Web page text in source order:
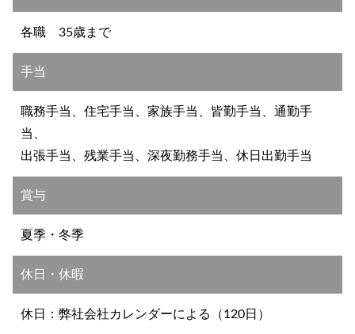
各職 35歳まで
手当
職務手当、住宅手当、家族手当、皆勤手当、通勤手
当、
出張手当、残業手当、深夜勤務手当、休日出勤手当
賞与
夏季・冬季
休日・休暇
休日：弊社会社カレンダーによる（120日）